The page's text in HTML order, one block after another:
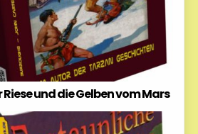
und die Gelben vom Mars